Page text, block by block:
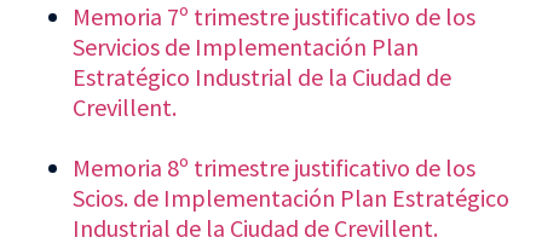
Memoria 7º trimestre justificativo de los
Servicios de Implementación Plan
Estratégico Industrial de la Ciudad de
Crevillent.
Memoria 8º trimestre justificativo de los
Scios. de Implementación Plan Estratégico
Industrial de la Ciudad de Crevillent.